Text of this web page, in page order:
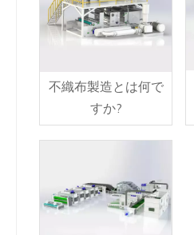
不織布製造とは何で
すか?